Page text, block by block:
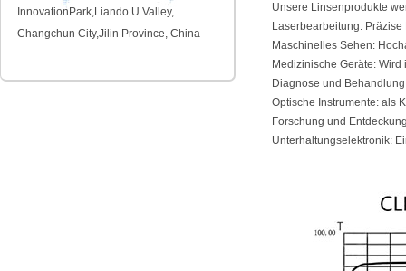
InnovationPark,Liando U Valley,
Changchun City,Jilin Province, China
Unsere Linsenprodukte
Laserbearbeitung:
Maschinelles Sehen:
Medizinische Geräte:
Diagnose und
Optische Instrumente: als
Forschung und
Unterhaltungselektronik: